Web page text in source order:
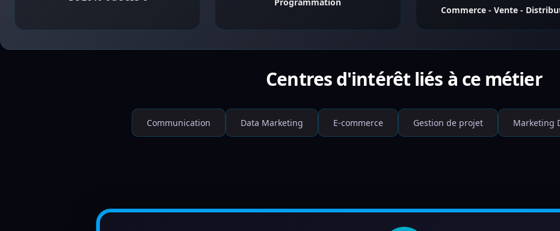
Commerce - Vente -
Centres d'intérêt liés à ce métier
Communication Data Marketing E-commerce Gestion de projet Marketing